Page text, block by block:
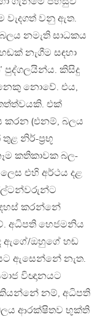
වැදගත් වනු ඇත.
නමැති සාධකය
නැගීම සඳහා
පුද්ගලයින්ය. කිසිදු
නොවේ. එය,
එක්
කරන (එනම්, බලය
නිර්-ප්‍රභූ
කතිකාවක බල-
එහි අර්ථය දළ
කරන්නේ
අධිපති හෙජමනිය
ඇගේ/ඔහුගේ හඬ
ඇසෙන්නේ නැත.
විඥානයට
නම්, අධිපති
ආරක්ෂිතව භුක්ති